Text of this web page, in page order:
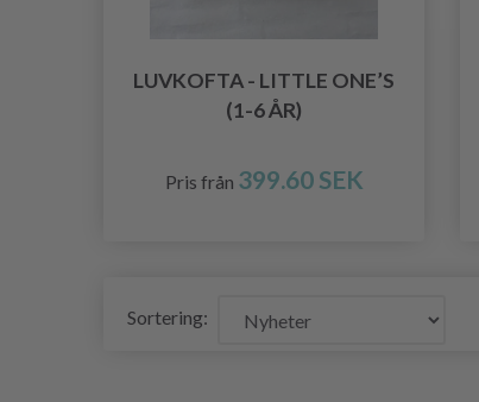
LUVKOFTA - LITTLE ONE’S
(1-6 ÅR)
Pris från 399.60 SEK
Sortering: